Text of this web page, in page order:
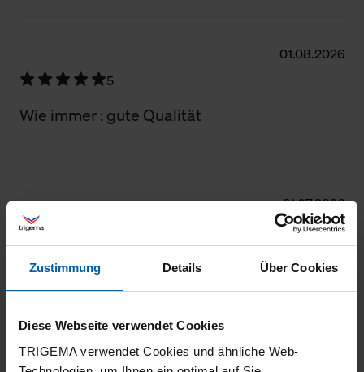
Zustimmung Details Über Cookies
Diese Webseite verwendet Cookies
TRIGEMA verwendet Cookies und ähnliche Web-
01.08.2026
5
Wie immer : gute Qualität
31.07.2026
Gute moderne qualität
30.07.2026